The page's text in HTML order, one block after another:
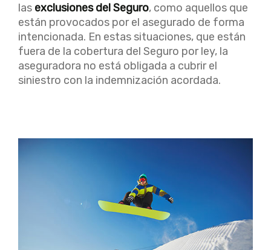
las exclusiones del Seguro, como aquellos que
están provocados por el asegurado de forma
intencionada. En estas situaciones, que están
fuera de la cobertura del Seguro por ley, la
aseguradora no está obligada a cubrir el
siniestro con la indemnización acordada.